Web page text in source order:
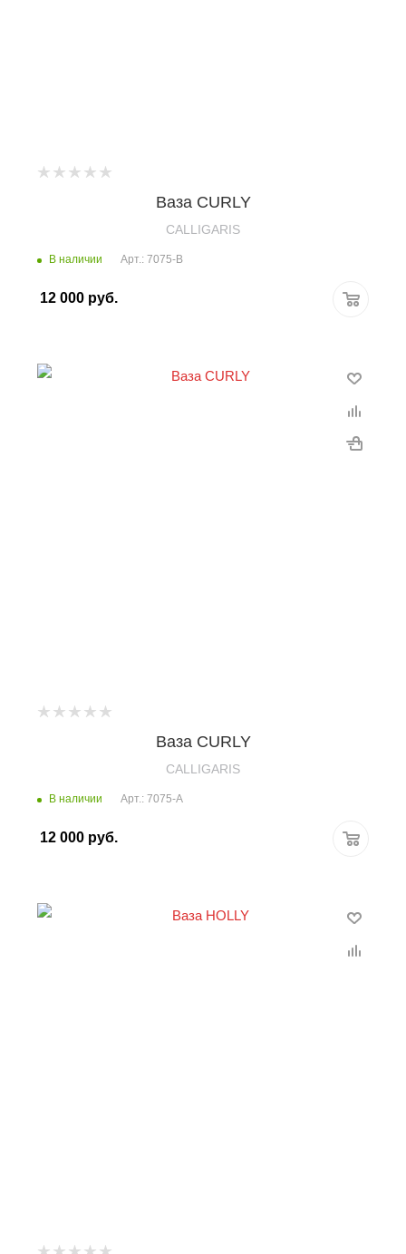
Ваза CURLY
CALLIGARIS
В наличии Арт.: 7075-B
12 000 руб.
Ваза CURLY
CALLIGARIS
В наличии Арт.: 7075-A
12 000 руб.